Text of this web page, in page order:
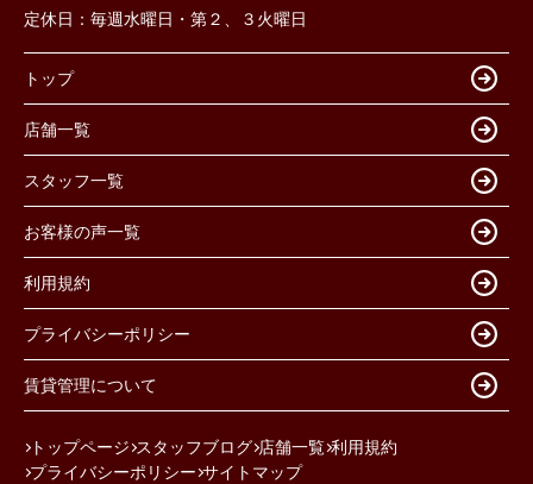
定休日： 毎週水曜日・第２、３火曜日
トップ
店舗一覧
スタッフ一覧
お客様の声一覧
利用規約
プライバシーポリシー
賃貸管理について
トップページ スタッフブログ 店舗一覧 利用規約
プライバシーポリシー サイトマップ